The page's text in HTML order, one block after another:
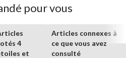
pour vous
4
et
Articles connexes à
ce que vous avez
consulté